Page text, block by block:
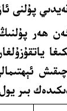
پۇلنى
بىر